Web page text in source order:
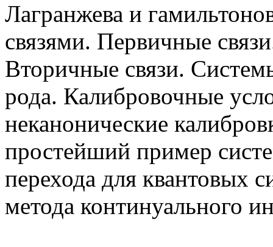
Лагранжева и
связями. Первичные
Вторичные связи.
рода. Калибровочные
неканонические
простейший пример
перехода для квантовых
метода континуального